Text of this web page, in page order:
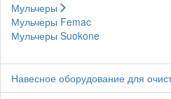
Мульчеры
Мульчеры Femac
Мульчеры Suokone
Навесное оборудование для